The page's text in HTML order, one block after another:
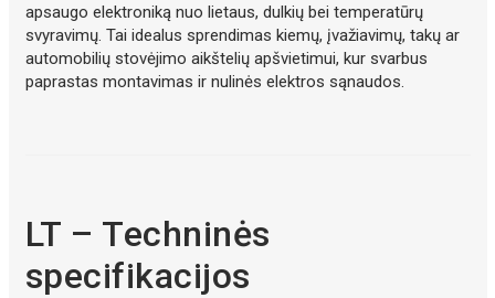
apsaugo elektroniką nuo lietaus, dulkių bei temperatūrų
svyravimų. Tai idealus sprendimas kiemų, įvažiavimų, takų ar
automobilių stovėjimo aikštelių apšvietimui, kur svarbus
paprastas montavimas ir nulinės elektros sąnaudos.
LT – Techninės
specifikacijos